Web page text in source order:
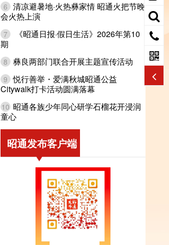
6 清凉避暑地·火热彝家情 昭通火把节晚
会火热上演
7
《昭通日报·假日生活》2026年第10
期
8 彝良两部门联合开展主题宣传活动
9 悦行善举・爱满秋城昭通公益
Citywalk打卡活动圆满落幕
10 昭通各族少年同心研学石榴花开浸润
童心
昭通发布客户端